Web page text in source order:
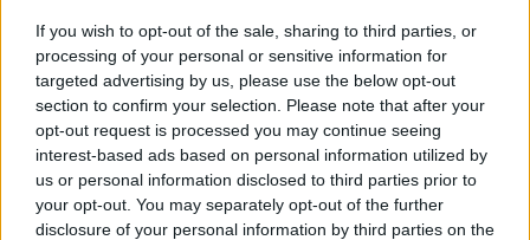
If you wish to opt-out of the sale, sharing to third parties, or
processing of your personal or sensitive information for
targeted advertising by us, please use the below opt-out
section to confirm your selection. Please note that after your
opt-out request is processed you may continue seeing
interest-based ads based on personal information utilized by
us or personal information disclosed to third parties prior to
your opt-out. You may separately opt-out of the further
disclosure of your personal information by third parties on the
«Η κυρία Χάρις πάει στο Παρίσι» - Όταν ο Dior άλλαξε
τον κόσμο
Τι μπορεί να συμβεί όταν μια Βρετανίδα οικονόμος
αποφασίζει να πάει στο μεταπολεμικό Παρίσι με το
όνειρο να αποκτήσει μια δημιουργία Dior; Σύμφωνα
με το βιβλίο και τώρα την ταινία-ωδή στην
κομψότητα, η υψηλή ραπτική κάποιες φορές μπορεί
να αλλάξει ακόμα και ολόκληρες ζωές